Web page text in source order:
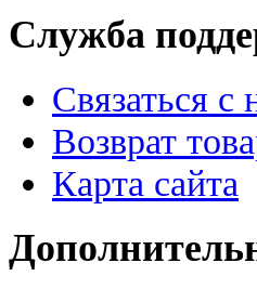
Служба
Связаться с
Возврат
Карта сайта